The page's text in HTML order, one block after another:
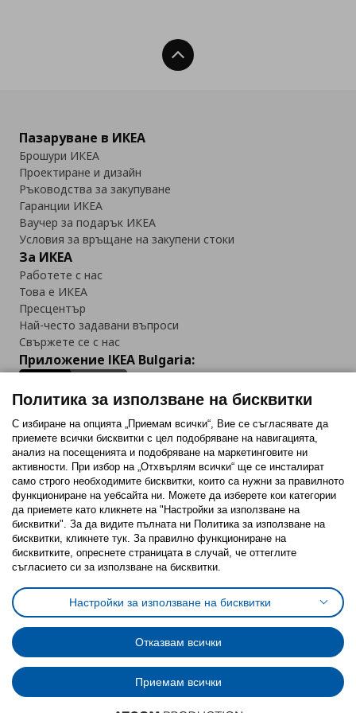
Нагоре
Пазаруване в ИКЕА
Брошури ИКЕА
Проектиране и дизайн
Ръководства за закупуване
Гаранции ИКЕА
Ваучер за подарък ИКЕА
Условия за връщане на закупени стоки
За ИКЕА
Работете с нас
Това е ИКЕА
Пресцентър
Най-често задавани въпроси
Свържете се с нас
Приложение IKEA Bulgaria:
Последвайте ни:
FacebookTwitterYoutubePinterestInstagram
Политика за използване на бисквитки (Cookies)
Избор на настройки за използване на бисквитки
Условия за ползване на ikea.bgОбща политика за личните данни
Политика за защита на личните данни на ikea.bg
Общи условия на програма IKEA Family
Политика за защита на лични данни на програма IKEA Family
© Inter-IKEA Systems B.V. 1999 - 2025
Политика за използване на бисквитки
С избиране на опцията „Приемам всички“, Вие се съгласявате да
приемете всички бисквитки с цел подобряване на навигацията,
анализ на посещенията и подобряване на маркетинговите ни
активности. При избор на „Отхвърлям всички“ ще се инсталират
само строго необходимитe бисквитки, които са нужни за правилното
функциониране на уебсайта ни. Можете да изберете кои категории
да приемете като кликнете на "Настройки за използване на
бисквитки". За да видите пълната ни Политика за използване на
бисквитки, кликнете тук. За правилно функциониране на
бисквитките, опреснете страницата в случай, че оттеглите
съгласието си за използване на бисквитки.
Настройки за използване на бисквитки
Отказвам всички
Приемам всички